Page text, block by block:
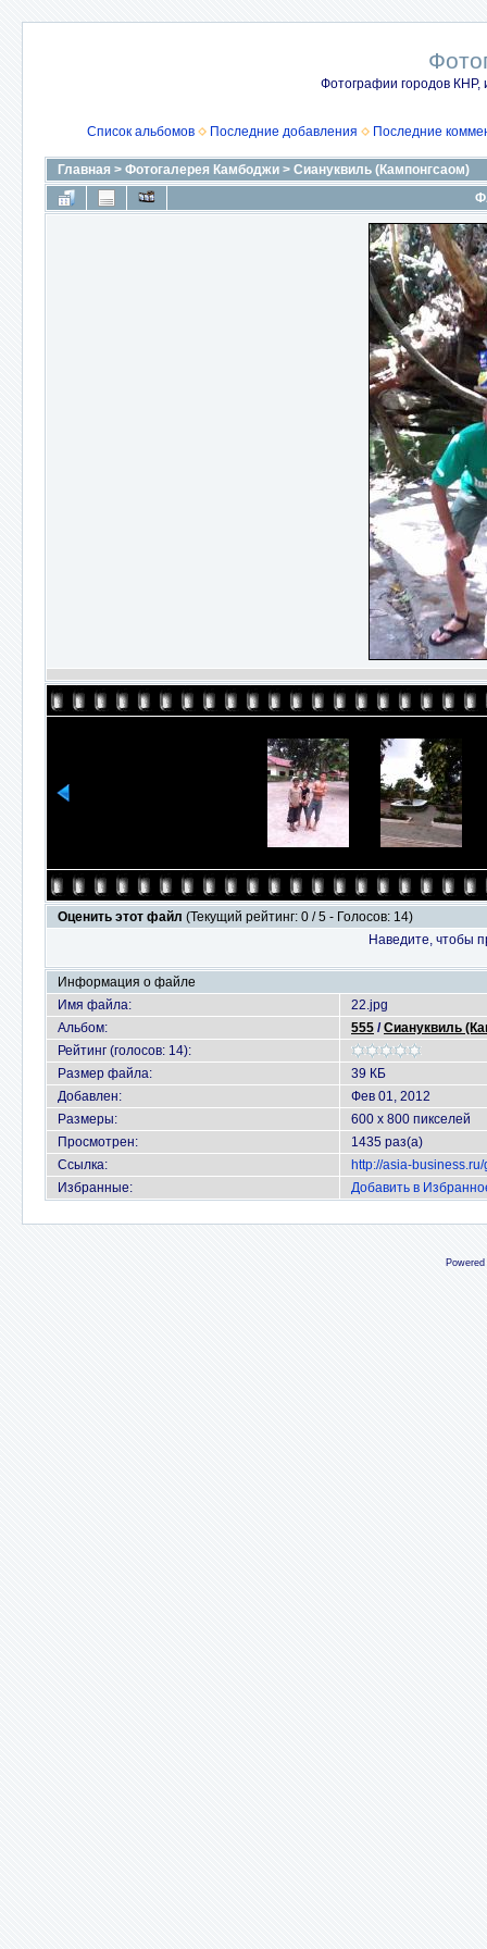
Фотографии городов КНР,
Список альбомов Последние добавления Последние
Главная > Фотогалерея Камбоджи > Сиануквиль (Кампонгсаом)
Оценить этот файл (Текущий рейтинг: 0 / 5 - Голосов: 14)
Наведите, чтобы
Информация о файле
Имя файла:
22.jpg
Альбом:
555 /Сиануквиль
Рейтинг (голосов: 14):
Размер файла:
39 КБ
Добавлен:
Фев 01, 2012
Размеры:
600 x 800 пикселей
Просмотрен:
1435 раз(а)
Ссылка:
http://asia-
Избранные:
Добавить в